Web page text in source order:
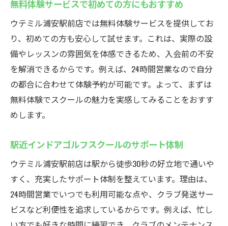
無料体験サービスで初めての方にもおすすめ
ウテミル浦安駅前店では無料体験サービスを提供してお
り、初めての方も安心して試せます。これは、実際の設
備やレッスンの雰囲気を体感できるため、入会前の不安
を解消できるからです。例えば、24時間営業なので自分
の都合に合わせて体験予約が可能です。よって、まずは
無料体験でスクールの魅力を実感してみることをおすす
めします。
駅近インドアゴルフスクールのサポート体制
ウテミル浦安駅前店は駅から徒歩30秒の好立地で通いや
すく、充実したサポート体制を整えています。理由は、
24時間営業でいつでも利用可能な点や、クラブ発送サー
ビスなど利便性を追求しているからです。例えば、忙し